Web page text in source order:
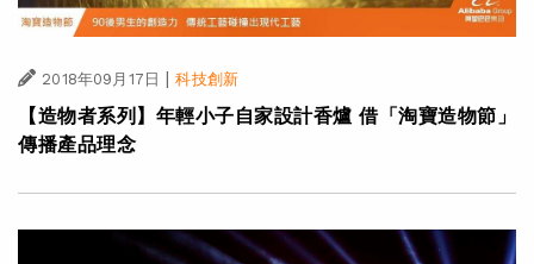
2018年09月17日 | 科技創新
【造物者系列】年輕小子自家設計香爐 借「淘寶造物節」
傳播產品理念